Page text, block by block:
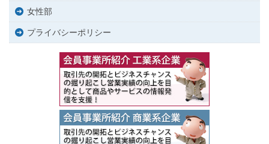
女性部
プライバシーポリシー